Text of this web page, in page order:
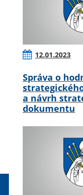
12.01.2023
Správa o
a návrh
dokumentu